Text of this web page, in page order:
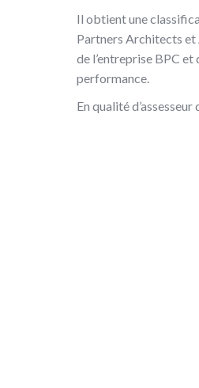
Il obtient une
Partners Architects et
de l’entreprise BPC
performance.
En qualité